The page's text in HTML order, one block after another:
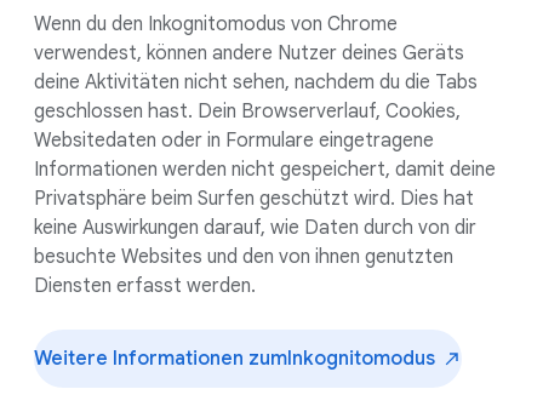
Wenn du den Inkognitomodus von Chrome
verwendest, können andere Nutzer deines Geräts
deine Aktivitäten nicht sehen, nachdem du die Tabs
geschlossen hast. Dein Browserverlauf, Cookies,
Websitedaten oder in Formulare eingetragene
Informationen werden nicht gespeichert, damit deine
Privatsphäre beim Surfen geschützt wird. Dies hat
keine Auswirkungen darauf, wie Daten durch von dir
besuchte Websites und den von ihnen genutzten
Diensten erfasst werden.
Weitere Informationen zumInkognitomodus